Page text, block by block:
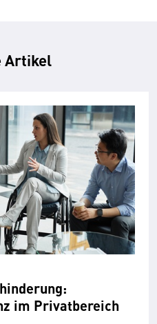
Artikel
im Privatbereich